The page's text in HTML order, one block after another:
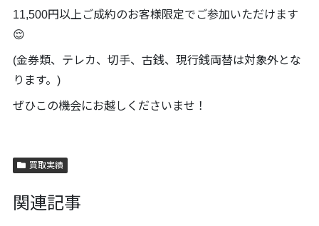
11,500円以上ご成約のお客様限定でご参加いただけます
😌
(金券類、テレカ、切手、古銭、現行銭両替は対象外とな
ります。)
ぜひこの機会にお越しくださいませ！
買取実績
関連記事